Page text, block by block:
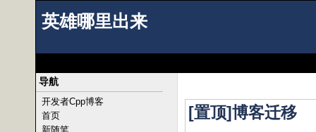
英雄哪里出来
导航
开发者Cpp博客
首页
新随笔
[置顶]博客迁移